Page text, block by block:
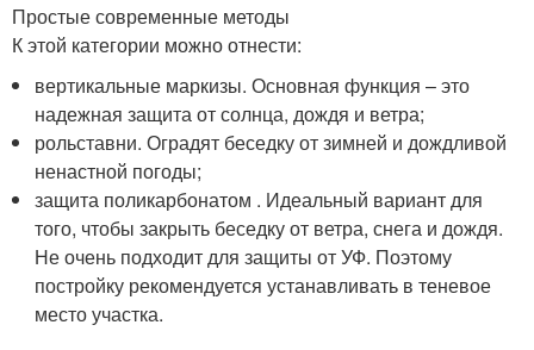
Простые современные методы
К этой категории можно отнести:
вертикальные маркизы. Основная функция – это
надежная защита от солнца, дождя и ветра;
рольставни. Оградят беседку от зимней и дождливой
ненастной погоды;
защита поликарбонатом . Идеальный вариант для
того, чтобы закрыть беседку от ветра, снега и дождя.
Не очень подходит для защиты от УФ. Поэтому
постройку рекомендуется устанавливать в теневое
место участка.